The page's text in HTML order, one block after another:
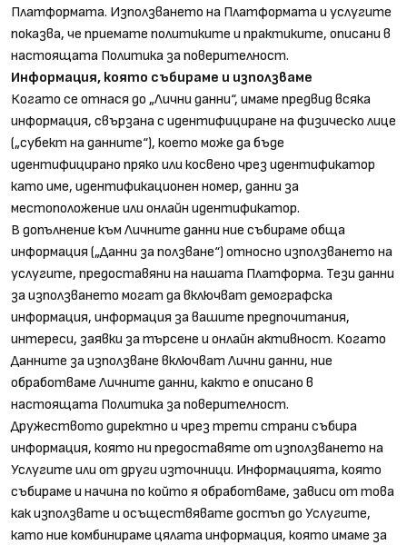
Платформата. Използването на Платформата и услугите
показва, че приемате политиките и практиките, описани в
настоящата Политика за поверителност.
Информация, която събираме и използваме
Когато се отнася до „Лични данни“, имаме предвид всяка
информация, свързана с идентифициране на физическо лице
(„субект на данните“), което може да бъде
идентифицирано пряко или косвено чрез идентификатор
като име, идентификационен номер, данни за
местоположение или онлайн идентификатор.
В допълнение към Личните данни ние събираме обща
информация („Данни за ползване“) относно използването на
услугите, предоставяни на нашата Платформа. Тези данни
за използването могат да включват демографска
информация, информация за вашите предпочитания,
интереси, заявки за търсене и онлайн активност. Когато
Данните за използване включват Лични данни, ние
обработваме Личните данни, както е описано в
настоящата Политика за поверителност.
Дружеството директно и чрез трети страни събира
информация, която ни предоставяте от използването на
Услугите или от други източници. Информацията, която
събираме и начина по който я обработваме, зависи от това
как използвате и осъществявате достъп до Услугите,
като ние комбинираме цялата информация, която имаме за